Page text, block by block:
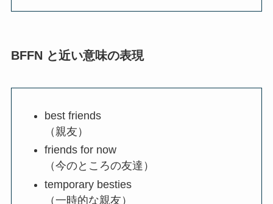
BFFN と近い意味の表現
best friends
（親友）
friends for now
（今のところの友達）
temporary besties
（一時的な親友）